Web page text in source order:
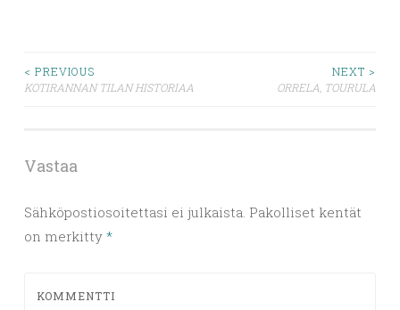
Artikkelien
< PREVIOUS
KOTIRANNAN TILAN HISTORIAA
NEXT >
ORRELA, TOURULA
Vastaa
Sähköpostiosoitettasi ei julkaista. Pakolliset kentät
on merkitty *
KOMMENTTI